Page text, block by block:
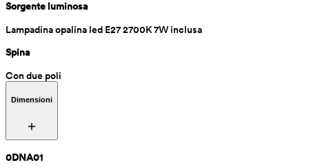
Sorgente luminosa
Lampadina opalina led E27 2700K 7W inclusa
Spina
Con due poli
Dimensioni
0DNA01